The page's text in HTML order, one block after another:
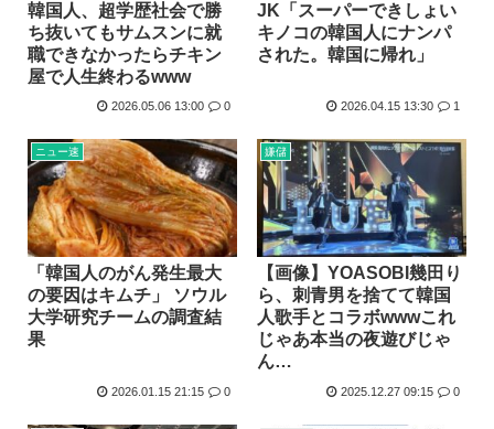
韓国人、超学歴社会で勝
ち抜いてもサムスンに就
職できなかったらチキン
屋で人生終わるwww
2026.05.06 13:00 0
JK「スーパーできしょい
キノコの韓国人にナンパ
された。韓国に帰れ」
2026.04.15 13:30 1
ニュー速
「韓国人のがん発生最大
の要因はキムチ」 ソウル
大学研究チームの調査結
果
2026.01.15 21:15 0
嫌儲
【画像】YOASOBI幾田り
ら、刺青男を捨てて韓国
人歌手とコラボwwwこれ
じゃあ本当の夜遊びじゃ
ん…
2025.12.27 09:15 0